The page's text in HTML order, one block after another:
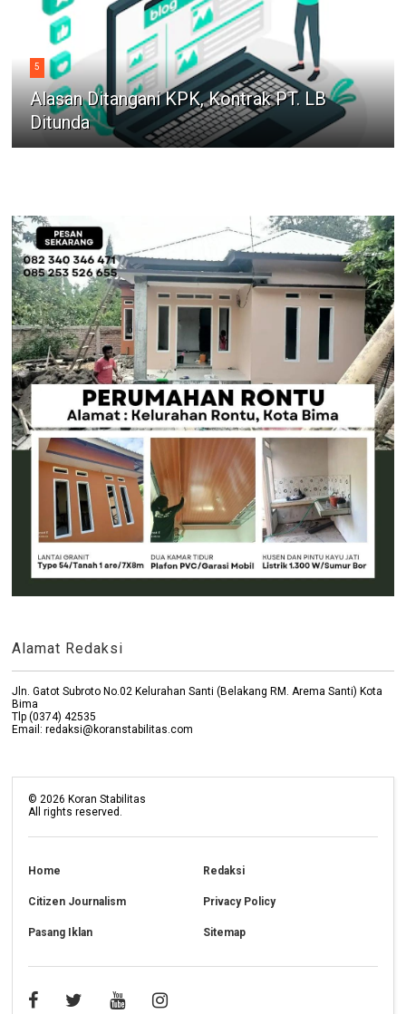
5
Alasan Ditangani KPK, Kontrak PT. LB
Ditunda
Alamat Redaksi
Jln. Gatot Subroto No.02 Kelurahan Santi (Belakang RM. Arema Santi) Kota
Bima
Tlp (0374) 42535
Email: redaksi@koranstabilitas.com
© 2026 Koran Stabilitas
All rights reserved.
Home Redaksi
Citizen Journalism Privacy Policy
Pasang Iklan Sitemap